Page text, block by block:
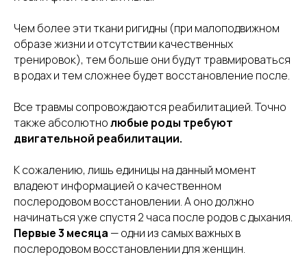
Чем более эти ткани ригидны (при малоподвижном
образе жизни и отсутствии качественных
тренировок), тем больше они будут травмироваться
в родах и тем сложнее будет восстановление после.
Все травмы сопровождаются реабилитацией. Точно
также абсолютнолюбые роды требуют
двигательной реабилитации.
К сожалению, лишь единицы на данный момент
владеют информацией о качественном
послеродовом восстановлении. А оно должно
начинаться уже спустя 2 часа после родов с дыхания.
Первые 3 месяца — одни из самых важных в
послеродовом восстановлении для женщин.